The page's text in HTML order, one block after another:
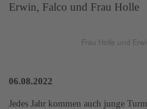
Erwin, Falco und Frau Holle
Frau Holle und
06.08.2022
Jedes Jahr kommen auch junge